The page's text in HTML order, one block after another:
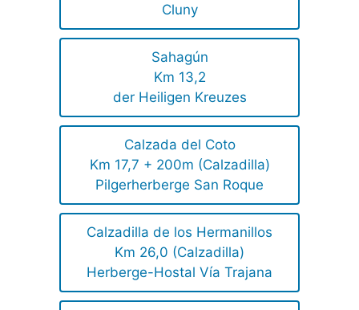
Cluny
Sahagún
Km 13,2
der Heiligen Kreuzes
Calzada del Coto
Km 17,7 + 200m (Calzadilla)
Pilgerherberge San Roque
Calzadilla de los Hermanillos
Km 26,0 (Calzadilla)
Herberge-Hostal Vía Trajana